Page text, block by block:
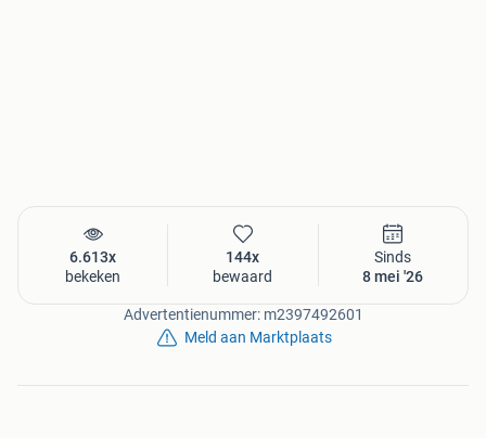
6.613x
bekeken
144x
bewaard
Sinds
8 mei '26
Advertentienummer: m2397492601
Meld aan Marktplaats